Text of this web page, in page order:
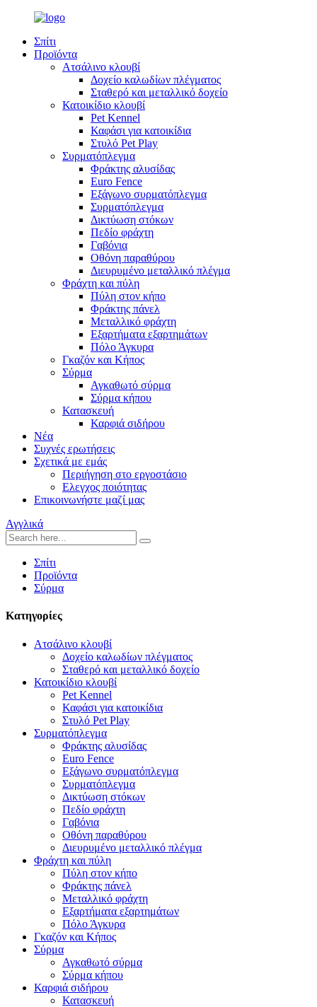
Σπίτι
Προϊόντα
Ατσάλινο κλουβί
Δοχείο καλωδίων πλέγματος
Σταθερό και μεταλλικό δοχείο
Κατοικίδιο κλουβί
Pet Kennel
Καφάσι για κατοικίδια
Στυλό Pet Play
Συρματόπλεγμα
Φράκτης αλυσίδας
Euro Fence
Εξάγωνο συρματόπλεγμα
Συρματόπλεγμα
Δικτύωση στόκων
Πεδίο φράχτη
Γαβόνια
Οθόνη παραθύρου
Διευρυμένο μεταλλικό πλέγμα
Φράχτη και πύλη
Πύλη στον κήπο
Φράκτης πάνελ
Μεταλλικό φράχτη
Εξαρτήματα εξαρτημάτων
Πόλο Άγκυρα
Γκαζόν και Κήπος
Σύρμα
Αγκαθωτό σύρμα
Σύρμα κήπου
Κατασκευή
Καρφιά σιδήρου
Νέα
Συχνές ερωτήσεις
Σχετικά με εμάς
Περιήγηση στο εργοστάσιο
Ελεγχος ποιότητας
Επικοινωνήστε μαζί μας
Αγγλικά
Σπίτι
Προϊόντα
Σύρμα
Κατηγορίες
Ατσάλινο κλουβί
Δοχείο καλωδίων πλέγματος
Σταθερό και μεταλλικό δοχείο
Κατοικίδιο κλουβί
Pet Kennel
Καφάσι για κατοικίδια
Στυλό Pet Play
Συρματόπλεγμα
Φράκτης αλυσίδας
Euro Fence
Εξάγωνο συρματόπλεγμα
Συρματόπλεγμα
Δικτύωση στόκων
Πεδίο φράχτη
Γαβόνια
Οθόνη παραθύρου
Διευρυμένο μεταλλικό πλέγμα
Φράχτη και πύλη
Πύλη στον κήπο
Φράκτης πάνελ
Μεταλλικό φράχτη
Εξαρτήματα εξαρτημάτων
Πόλο Άγκυρα
Γκαζόν και Κήπος
Σύρμα
Αγκαθωτό σύρμα
Σύρμα κήπου
Καρφιά σιδήρου
Κατασκευή